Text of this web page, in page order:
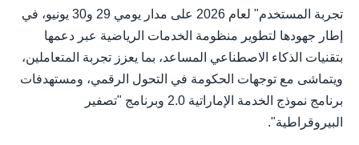
تجربة المستخدم" لعام 2026 على مدار يومي 29 و30 يونيو، في
إطار جهودها لتطوير منظومة الخدمات الرياضية عبر دعمها
بتقنيات الذكاء الاصطناعي المساعد، بما يعزز تجربة المتعاملين،
ويتماشى مع توجهات الحكومة في التحول الرقمي، ومستهدفات
برنامج نموذج الخدمة الإماراتية 2.0 وبرنامج "تصفير
البيروقراطية".